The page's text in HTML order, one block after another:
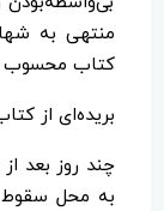
منتهی به
کتاب محسوب
بریده‌ای از
چند روز بعد
به محل سقوط